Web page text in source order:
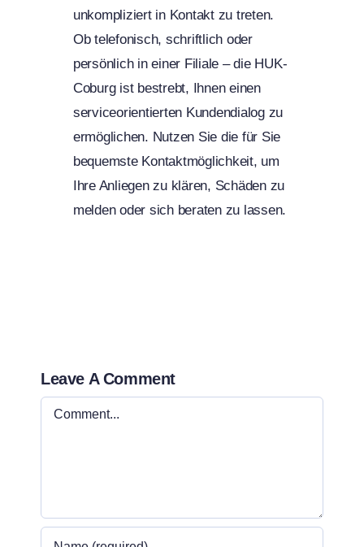
unkompliziert in Kontakt zu treten.
Ob telefonisch, schriftlich oder
persönlich in einer Filiale – die HUK-
Coburg ist bestrebt, Ihnen einen
serviceorientierten Kundendialog zu
ermöglichen. Nutzen Sie die für Sie
bequemste Kontaktmöglichkeit, um
Ihre Anliegen zu klären, Schäden zu
melden oder sich beraten zu lassen.
Leave A Comment
Comment